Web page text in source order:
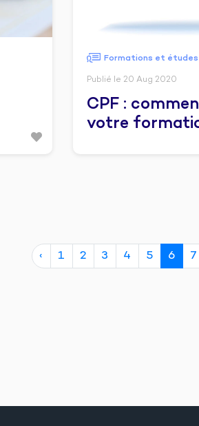
Formations et études
Publié le 20 Aug 2020
CPF :
votre
‹ 1 2 3 4 5 6 7